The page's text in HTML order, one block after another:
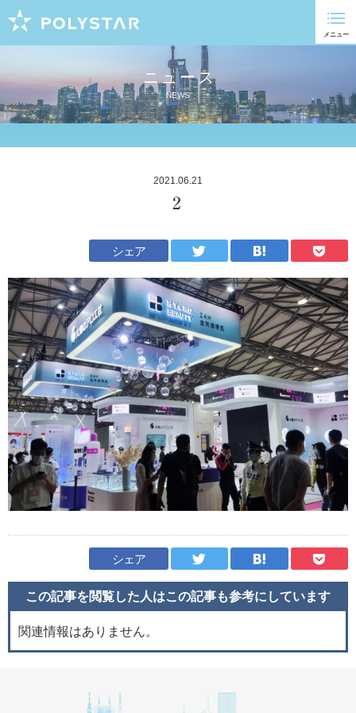
ニュース
NEWS
2021.06.21
2
シェア
シェア
この記事を閲覧した人はこの記事も参考にしています
関連情報はありません。